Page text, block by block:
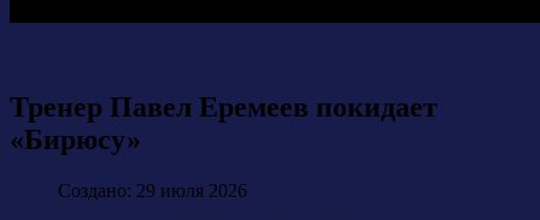
Тренер Павел Еремеев покидает
«Бирюсу»
Создано: 29 июля 2026